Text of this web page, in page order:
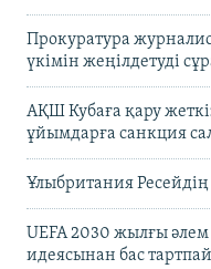
Прокуратура
үкімін жеңілдетуді
АҚШ Кубаға қару
ұйымдарға санкция
Ұлыбритания
UEFA 2030 жылғы
идеясынан бас